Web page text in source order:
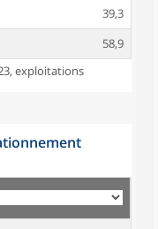
39,3
58,9
exploitations